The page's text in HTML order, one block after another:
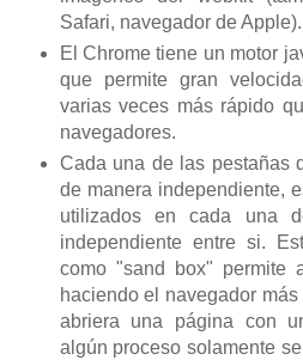
Safari, navegador de Apple).
El Chrome tiene un motor
que permite gran
varias veces más rápido
navegadores.
Cada una de las pestañas
de manera independiente,
utilizados en cada una
independiente entre si.
como "sand box" permite
haciendo el navegador
abriera una página con
algún proceso solamente